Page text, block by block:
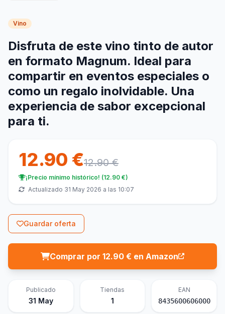
Vino
Disfruta de este vino tinto de autor
en formato Magnum. Ideal para
compartir en eventos especiales o
como un regalo inolvidable. Una
experiencia de sabor excepcional
para ti.
12.90 €12.90 €
¡Precio mínimo histórico! (12.90 €)
Actualizado 31 May 2026 a las 10:07
Guardar oferta
Comprar por 12.90 € en Amazon
Publicado
31 May
Tiendas
1
EAN
8435600606000